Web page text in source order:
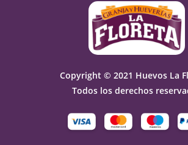
Copyright © 2021 Huevos La
Todos los derechos